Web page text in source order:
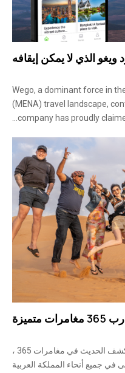
ويغو الذي لا يمكن إيقافه
Wego, a dominant force in
(MENA) travel landscape,
company has proudly
متميزة
صياغة رحلات مريحة وراقية للمستكشف الحديث في مغامرات 365 ،
جميع أنحاء المملكة العربية